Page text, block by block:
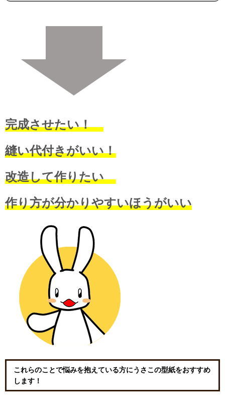
完成させたい！
縫い代付きがいい！
改造して作りたい
作り方が分かりやすいほうがいい
これらのことで悩みを抱えている方にうさこの型紙をおすすめ
します！